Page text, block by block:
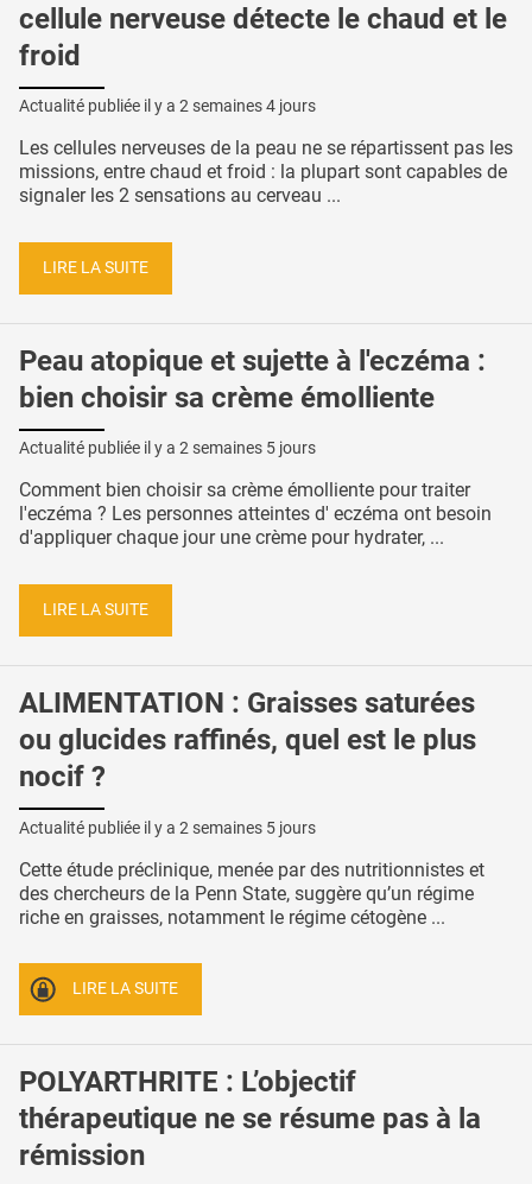
cellule nerveuse détecte le chaud et le
froid
Actualité publiée il y a 2 semaines 4 jours
Les cellules nerveuses de la peau ne se répartissent pas les
missions, entre chaud et froid : la plupart sont capables de
signaler les 2 sensations au cerveau ...
LIRE LA SUITE
Peau atopique et sujette à l'eczéma :
bien choisir sa crème émolliente
Actualité publiée il y a 2 semaines 5 jours
Comment bien choisir sa crème émolliente pour traiter
l'eczéma ? Les personnes atteintes d' eczéma ont besoin
d'appliquer chaque jour une crème pour hydrater, ...
LIRE LA SUITE
ALIMENTATION : Graisses saturées
ou glucides raffinés, quel est le plus
nocif ?
Actualité publiée il y a 2 semaines 5 jours
Cette étude préclinique, menée par des nutritionnistes et
des chercheurs de la Penn State, suggère qu’un régime
riche en graisses, notamment le régime cétogène ...
LIRE LA SUITE
POLYARTHRITE : L’objectif
thérapeutique ne se résume pas à la
rémission